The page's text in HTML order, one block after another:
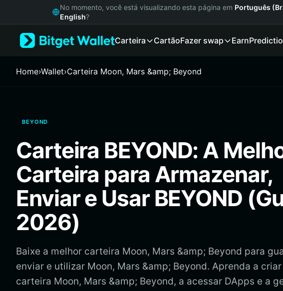
Русский
Italiano
繁體中文
Bahasa Indonesia
ภาษาไทย
Español
Português (Brasil)
Español (Argentina)
No momento, você está visualizando esta página em Português
English?
Carteira CartãoFazer swap Earn
Home›Wallet›Carteira Moon, Mars &amp; Beyond
BEYOND
Carteira BEYOND: A
Carteira para Armazenar,
Enviar e Usar BEYOND
2026)
Baixe a melhor carteira Moon, Mars &amp; Beyond para
enviar e utilizar Moon, Mars &amp; Beyond. Aprenda a
carteira Moon, Mars &amp; Beyond, a acessar DApps e a